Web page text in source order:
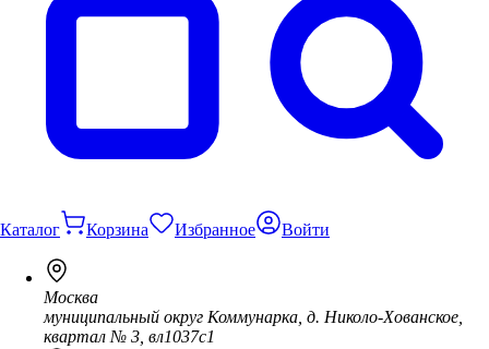
Каталог Корзина Избранное Войти
Москва
муниципальный округ Коммунарка, д. Николо-Хованское,
квартал № 3, вл1037с1